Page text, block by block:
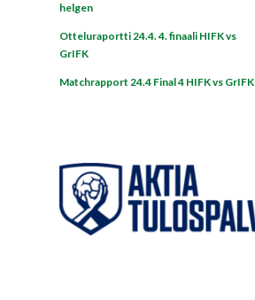
helgen
Otteluraportti 24.4. 4. finaali HIFK vs
GrIFK
Matchrapport 24.4 Final 4 HIFK vs GrIFK